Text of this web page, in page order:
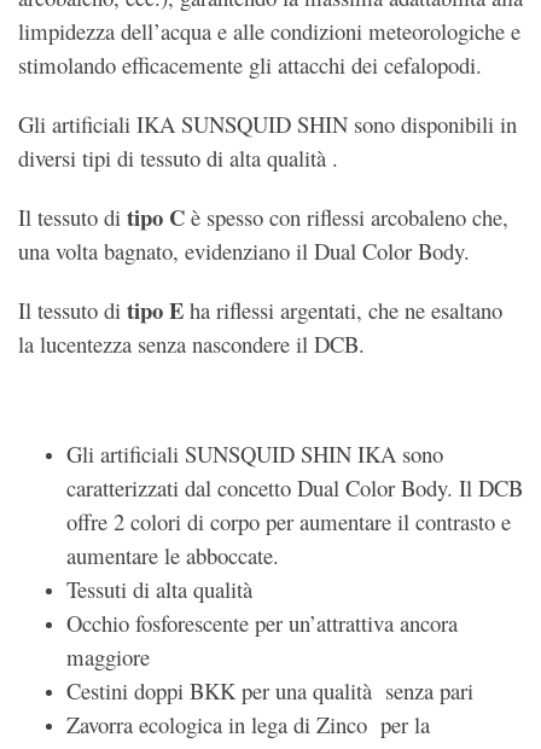
limpidezza dell’acqua e alle condizioni meteorologiche e
stimolando efficacemente gli attacchi dei cefalopodi.
Gli artificiali IKA SUNSQUID SHIN sono disponibili in
diversi tipi di tessuto di alta qualità .
Il tessuto di tipo C è spesso con riflessi arcobaleno che,
una volta bagnato, evidenziano il Dual Color Body.
Il tessuto di tipo E ha riflessi argentati, che ne esaltano
la lucentezza senza nascondere il DCB.
Gli artificiali SUNSQUID SHIN IKA sono
caratterizzati dal concetto Dual Color Body. Il DCB
offre 2 colori di corpo per aumentare il contrasto e
aumentare le abboccate.
Tessuti di alta qualità
Occhio fosforescente per un’attrattiva ancora
maggiore
Cestini doppi BKK per una qualità senza pari
Zavorra ecologica in lega di Zinco per la